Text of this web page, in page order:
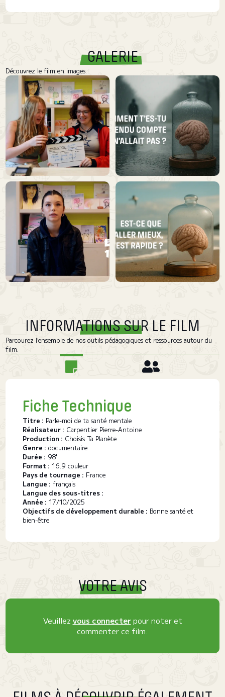
GALERIE
Découvrez le film en images.
INFORMATIONS SUR LE FILM
Parcourez l'ensemble de nos outils pédagogiques et ressources autour du
film.
Fiche Technique
Titre : Parle-moi de ta santé mentale
Réalisateur : Carpentier Pierre-Antoine
Production : Choisis Ta Planète
Genre : documentaire
Durée : 98'
Format : 16.9 couleur
Pays de tournage : France
Langue : français
Langue des sous-titres :
Année : 17/10/2025
Objectifs de développement durable : Bonne santé et
bien-être
VOTRE AVIS
Veuillez vous connecterpour noter et
commenter ce film.